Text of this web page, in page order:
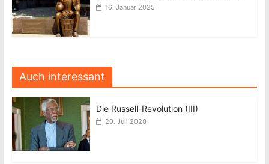
16. Januar 2025
Auch interessant
Die Russell-Revolution (III)
20. Juli 2020